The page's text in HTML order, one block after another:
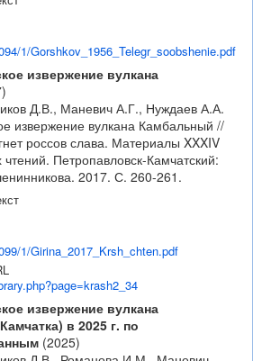
1/Gorshkov_1956_Telegr_soobshenie.pdf
извержение вулкана
Д.В., Маневич А.Г., Нуждаев А.А.
извержение вулкана Камбальный //
россов слава. Материалы XXXIV
Петропавловск-Камчатский:
2017. С. 260-261.
1/Girina_2017_Krsh_chten.pdf
извержение вулкана
в 2025 г. по
(2025)